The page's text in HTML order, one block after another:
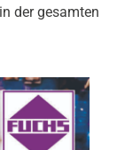
der gesamten